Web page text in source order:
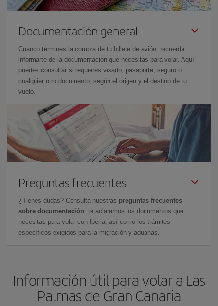
Documentación general
Cuando termines la compra de tu billete de avión, recuerda
informarte de la documentación que necesitas para volar. Aquí
puedes consultar si requieres visado, pasaporte, seguro o
cualquier otro documento, según el origen y el destino de tu
vuelo.
Preguntas frecuentes
¿Tienes dudas? Consulta nuestras preguntas frecuentes
sobre documentación: te aclaramos los documentos que
necesitas para volar con Iberia, así como los trámites
específicos exigidos para la migración y aduanas.
Información útil para volar a Las
Palmas de Gran Canaria